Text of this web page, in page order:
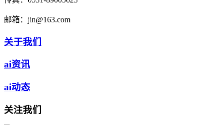
邮箱： jin@163.com
关于我们
ai资讯
ai动态
关注我们